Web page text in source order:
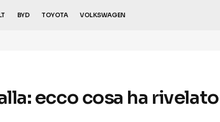
BYD TOYOTA VOLKSWAGEN
ecco cosa ha